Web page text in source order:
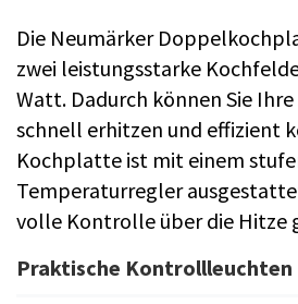
Die Neumärker
zwei leistungsstarke
Watt. Dadurch können Sie
schnell erhitzen und effizient
Kochplatte ist mit einem
Temperaturregler
volle Kontrolle über die Hitze
Praktische Kontrollleuchten